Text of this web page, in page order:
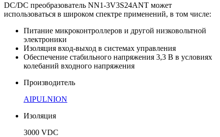
DC/DC преобразователь NN1-3V3S24ANT может
использоваться в широком спектре применений, в том числе:
Питание микроконтроллеров и другой низковольтной
электроники
Изоляция вход-выход в системах управления
Обеспечение стабильного напряжения 3,3 В в условиях
колебаний входного напряжения
Производитель
AIPULNION
Изоляция
3000 VDC